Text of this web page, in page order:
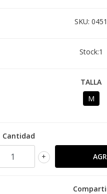
SKU: 0451
Stock:1
TALLA
M
Cantidad
+